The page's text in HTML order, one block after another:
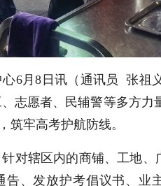
心6月8日讯（通讯员 张祖
志愿者、民辅警等多方
筑牢高考护航防线。
对辖区内的商铺、工地
告、发放护考倡议书、业